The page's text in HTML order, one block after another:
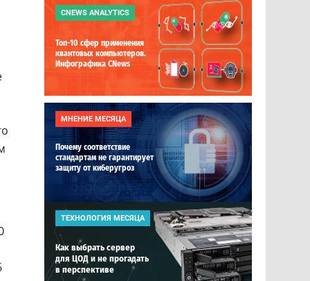
CNEWS ANALYTICS
Топ-10 сфер применения
квантовых компьютеров.
Инфографика CNews
МНЕНИЕ МЕСЯЦА
Почему соответствие
стандартам не гарантирует
защиту от киберугроз
ТЕХНОЛОГИЯ МЕСЯЦА
Как выбрать сервер
для ЦОД и не прогадать
в перспективе